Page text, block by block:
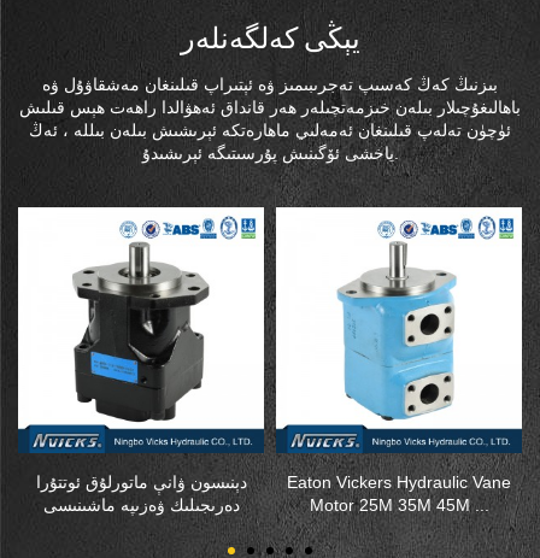
يېڭى كەلگەنلەر
بىزنىڭ كەڭ كەسىپ تەجرىبىمىز ۋە ئېتىراپ قىلىنغان مەشقاۋۇل ۋە
باھالىغۇچىلار بىلەن خىزمەتچىلەر ھەر قانداق ئەھۋالدا راھەت ھېس قىلىش
ئۈچۈن تەلەپ قىلىنغان ئەمەلىي ماھارەتكە ئېرىشىش بىلەن بىللە ، ئەڭ
ياخشى ئۆگىنىش پۇرسىتىگە ئېرىشىدۇ.
دېنىسون ۋانې ماتورلۇق ئوتتۇرا
دەرىجىلىك ۋەزىپە ماشىنىسى
Eaton Vickers Hydraulic Vane
Motor 25M 35M 45M ...